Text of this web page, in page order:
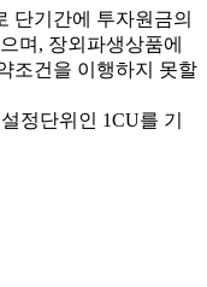
단기간에 투자원금의
며, 장외파생상품에
조건을 이행하지 못할
정단위인 1CU를 기